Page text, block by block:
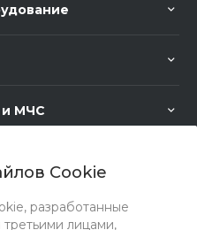
Cookie
разработанные
лицами,
и МЧС